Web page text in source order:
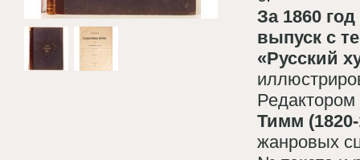
За 1860
выпуск с
«Русский
Тимм
жанровых